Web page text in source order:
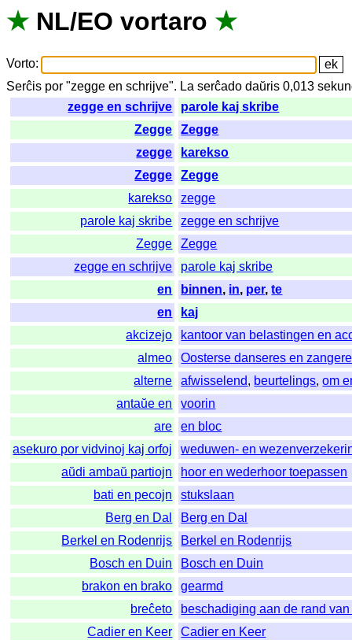
★ NL/EO vortaro ★
Vorto:
Serĉis por "zegge en schrijve". La serĉado daŭris 0,013
zegge en schrijve
parole kaj skribe
Zegge
Zegge
zegge
karekso
Zegge
Zegge
karekso
zegge
parole kaj skribe
zegge en schrijve
Zegge
Zegge
zegge en schrijve
parole kaj skribe
en
binnen, in, per,te
en
kaj
akcizejo
kantoor van belastingen en
almeo
Oosterse danseres en
alterne
afwisselend, beurtelings,om
antaŭe en
voorin
are
en bloc
asekuro por vidvinoj kaj orfoj
weduwen- en
aŭdi ambaŭ partiojn
hoor en wederhoor toepassen
bati en pecojn
stukslaan
Berg en Dal
Berg en Dal
Berkel en Rodenrijs
Berkel en Rodenrijs
Bosch en Duin
Bosch en Duin
brakon en brako
gearmd
breĉeto
beschadiging aan de rand
Cadier en Keer
Cadier en Keer